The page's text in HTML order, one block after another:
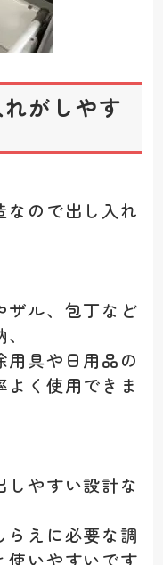
がしやす
ので出し入れ
ザル、包丁など
具や日用品の
く使用できま
やすい設計な
えに必要な調
使いやすいです